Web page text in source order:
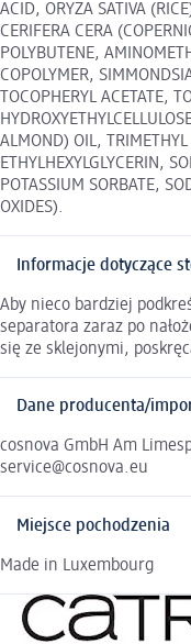
ACID, ORYZA SATIVA
CERIFERA CERA
POLYBUTENE,
COPOLYMER,
TOCOPHERYL ACETATE,
ALMOND) OIL, TRIMETHYL
ETHYLHEXYLGLYCERIN,
POTASSIUM SORBATE,
OXIDES).
Informacje dotyczące
Aby nieco bardziej
separatora zaraz po
się ze sklejonymi,
Dane producenta/
cosnova GmbH Am
service@cosnova.eu
Miejsce pochodzenia
Made in Luxembourg